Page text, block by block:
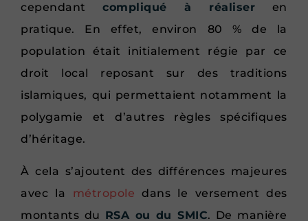
cependantcompliqué à réaliser en
pratique. En effet, environ 80 % de la
population était initialement régie par ce
droit local reposant sur des traditions
islamiques, qui permettaient notamment la
polygamie et d’autres règles spécifiques
d’héritage.
À cela s’ajoutent des différences majeures
avec la métropole dans le versement des
montants du RSA ou du SMIC. De manière